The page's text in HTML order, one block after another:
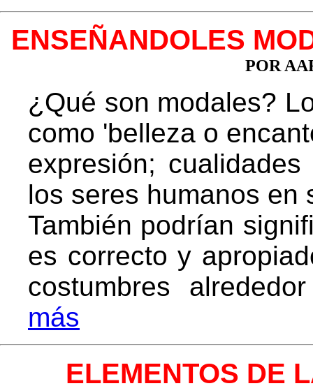
ENSEÑANDOLES
POR
¿Qué son modales?
como 'belleza o
expresión;
los seres humanos
También podrían
es correcto y
costumbres
más
ELEMENTOS DE